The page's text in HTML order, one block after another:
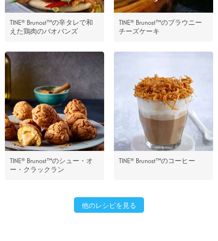
TINE® Brunost™の辛タレで和
えた鶏肉のバオバンズ
TINE® Brunost™のブラウニー
チーズケーキ
TINE® Brunost™のシュー・オ
ー・クラックラン
TINE® Brunost™のコーヒー
他のレシピを見る